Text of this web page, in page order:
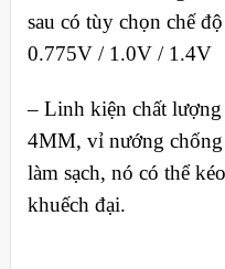
sau có tùy chọn chế
0.775V / 1.0V / 1.4V
– Linh kiện chất
4MM, vỉ nướng chống
làm sạch, nó có thể
khuếch đại.